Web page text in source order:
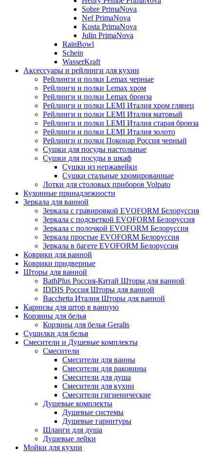
Sobre PrimaNova
Nef PrimaNova
Kosta PrimaNova
Julin PrimaNova
RainBowl
Schein
WasserKraft
Аксессуары и рейлинги для кухни
Рейлинги и полки Lemax черные
Рейлинги и полки Lemax хром
Рейлинги и полки Lemax бронза
Рейлинги и полки LEMI Италия хром глянец
Рейлинги и полки LEMI Италия матовый
Рейлинги и полки LEMI Италия старая бронза
Рейлинги и полки LEMI Италия золото
Рейлинги и полки Поконар Россия черный
Сушки для посуды настольные
Сушки для посуды в шкаф
Сушки из нержавейки
Сушки стальные хромированные
Лотки для столовых приборов Volpato
Кухонные принадлежности
Зеркала для ванной
Зеркала с гравировкой EVOFORM Белоруссия
Зеркала с подсветкой EVOFORM Белоруссия
Зеркала с полочкой EVOFORM Белоруссия
Зеркала простые EVOFORM Белоруссия
Зеркала в багете EVOFORM Белоруссия
Коврики для ванной
Коврики придверные
Шторы для ванной
BathPlus Россия-Китай Шторы для ванной
IDDIS Россия Шторы для ванной
Bacchetta Италия Шторы для ванной
Карнизы для штор в ванную
Корзины для белья
Корзины для белья Geralis
Сушилки для белья
Смесители и Душевые комплекты
Смесители
Смесители для ванны
Смесители для раковины
Смесители для душа
Смесители для кухни
Смесители гигиенические
Душевые комплекты
Душевые системы
Душевые гарнитуры
Шланги для душа
Душевые лейки
Мойки для кухни